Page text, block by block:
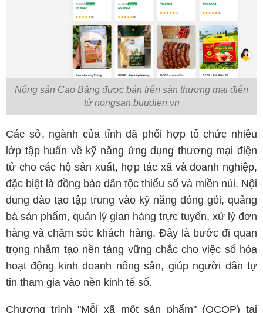
Nông sản Cao Bằng được bán trên sàn thương mại điện
tử nongsan.buudien.vn
Các sở, ngành của tỉnh đã phối hợp tổ chức nhiều
lớp tập huấn về kỹ năng ứng dụng thương mại điện
tử cho các hộ sản xuất, hợp tác xã và doanh nghiệp,
đặc biệt là đồng bào dân tộc thiểu số và miền núi. Nội
dung đào tạo tập trung vào kỹ năng đóng gói, quảng
bá sản phẩm, quản lý gian hàng trực tuyến, xử lý đơn
hàng và chăm sóc khách hàng. Đây là bước đi quan
trọng nhằm tạo nền tảng vững chắc cho việc số hóa
hoạt động kinh doanh nông sản, giúp người dân tự
tin tham gia vào nền kinh tế số.
Chương trình "Mỗi xã một sản phẩm" (OCOP) tại